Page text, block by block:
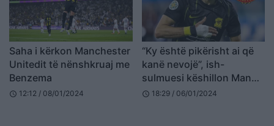
Saha i kërkon Manchester
Unitedit të nënshkruaj me
Benzema
schedule 12:12 / 08/01/2024
“Ky është pikërisht ai që
kanë nevojë”, ish-
sulmuesi këshillon Man
Utd të nënshkruajë me
schedule 18:29 / 06/01/2024